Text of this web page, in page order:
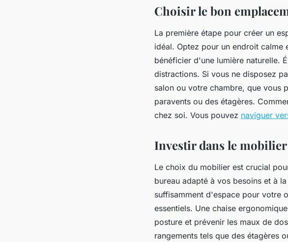
Choisir le bon
La première étape pour créer un
idéal. Optez pour un endroit
bénéficier d'une lumière naturelle.
distractions. Si vous ne disposez
salon ou votre chambre, que vous
paravents ou des étagères.
chez soi. Vous pouvez naviguer
Investir dans le
Le choix du mobilier est crucial
bureau adapté à vos besoins et à
suffisamment d'espace pour votre
essentiels. Une chaise
posture et prévenir les maux de
rangements tels que des étagères